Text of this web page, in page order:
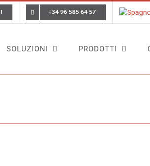
+34 96 585 64 57
SOLUZIONI PRODOTTI